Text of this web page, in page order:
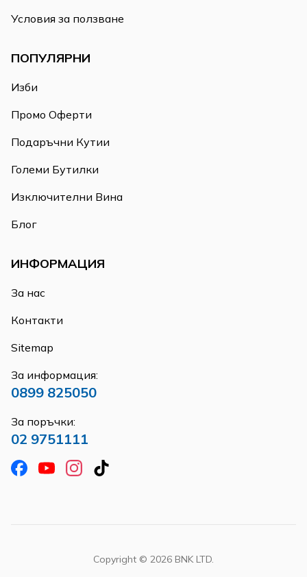
Условия за ползване
ПОПУЛЯРНИ
Изби
Промо Оферти
Подаръчни Кутии
Големи Бутилки
Изключителни Вина
Блог
ИНФОРМАЦИЯ
За нас
Контакти
Sitemap
За информация:
0899 825050
За поръчки:
02 9751111
Copyright © 2026 BNK LTD.